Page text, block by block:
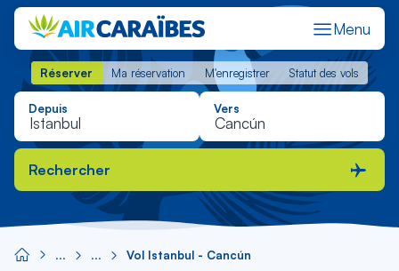
Menu
Réserver Ma réservation M'enregistrer Statut des vols
Réserver Ma réservation M'enregistrer Statut des vols
Depuis Vers
Rechercher
Vol Istanbul - Cancún